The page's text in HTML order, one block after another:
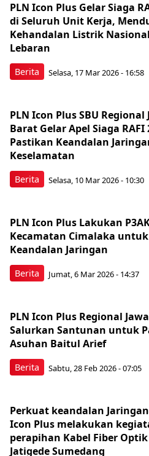
Berita
PLN Icon Plus Gelar Siaga
di Seluruh Unit Kerja,
Kehandalan Listrik
Lebaran
Selasa, 17 Mar 2026 - 16:58
Berita
PLN Icon Plus SBU Regional
Barat Gelar Apel Siaga RAFI
Pastikan Keandalan
Keselamatan
Selasa, 10 Mar 2026 - 10:30
Berita
PLN Icon Plus Lakukan
Kecamatan Cimalaka untuk
Keandalan Jaringan
Jumat, 6 Mar 2026 - 14:37
Berita
PLN Icon Plus Regional
Salurkan Santunan untuk
Asuhan Baitul Arief
Sabtu, 28 Feb 2026 - 07:05
Perkuat keandalan
Icon Plus melakukan
perapihan Kabel Fiber
Jatigede Sumedang